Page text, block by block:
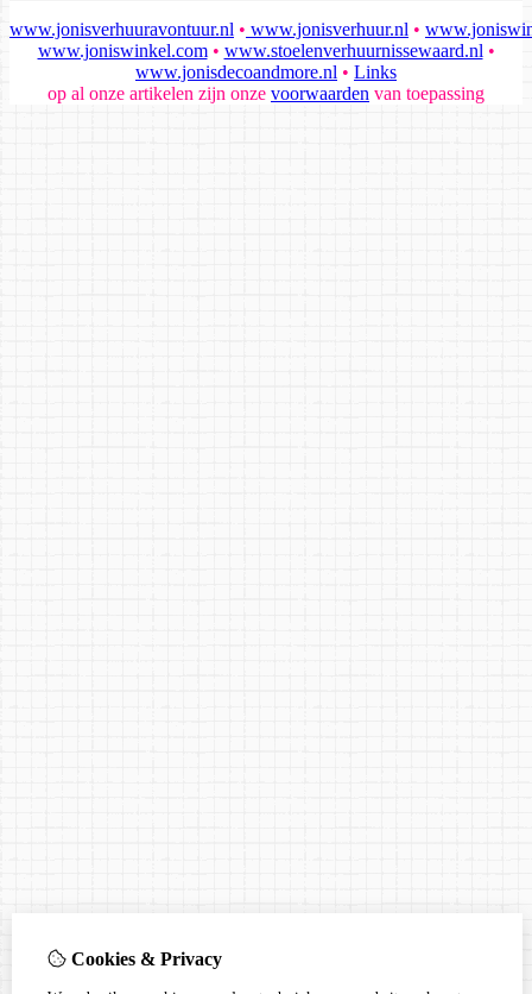
www.jonisverhuuravontuur.nl • www.jonisverhuur.nl •
www.joniswinkel.com• www.stoelenverhuurnissewaard.nl •
www.jonisdecoandmore.nl • Links
op al onze artikelen zijn onze voorwaarden van toepassing
Cookies & Privacy